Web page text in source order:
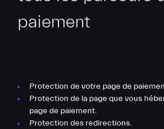
paiement
Protection de votre page de
Protection de la page que vous
page de paiement.
Protection des redirections.